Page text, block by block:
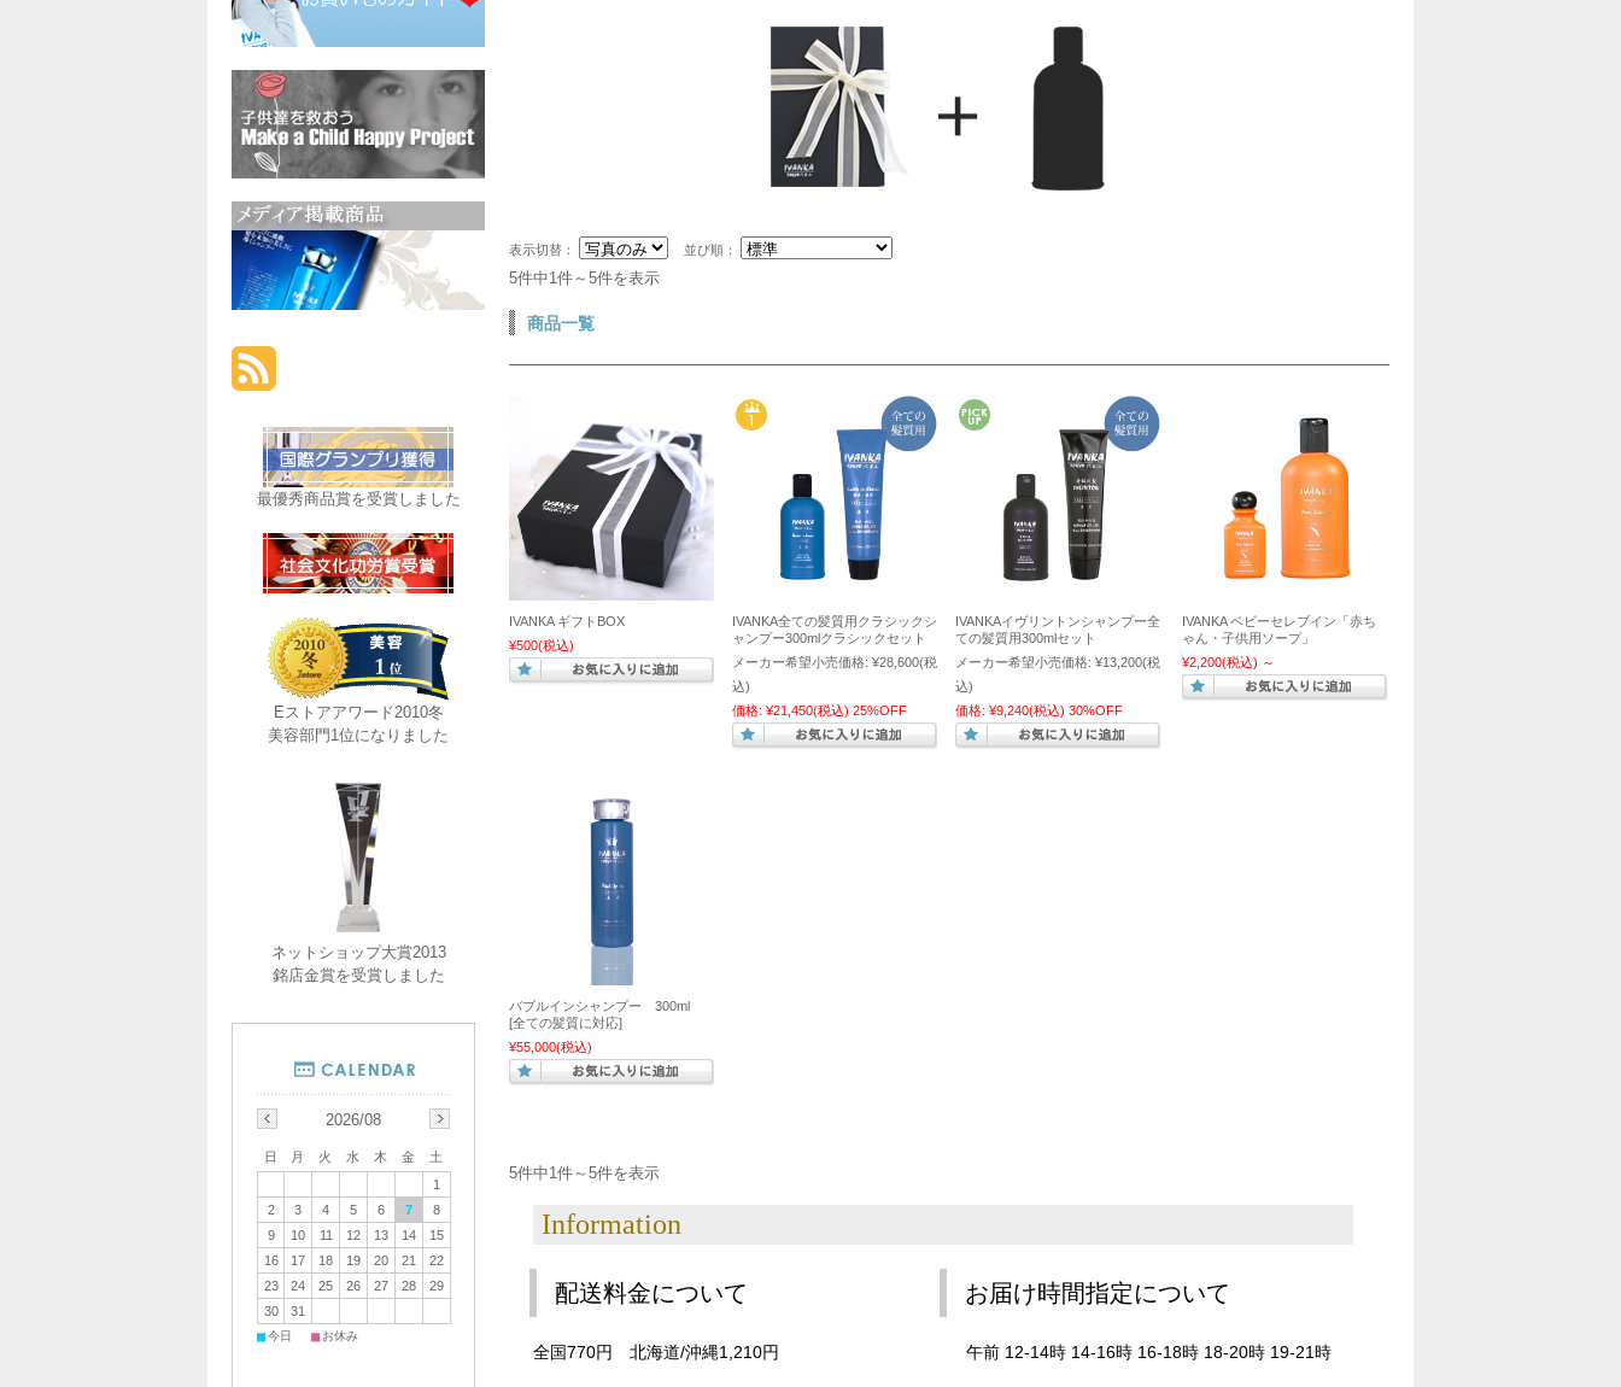
表示切替： 並び順：
5件中1件～5件を表示
商品一覧
IVANKA ギフトBOX
¥500(税込)
IVANKA全ての髪質用クラシックシ
ャンプー300mlクラシックセット
メーカー希望小売価格: ¥28,600(税
込)
価格: ¥21,450(税込) 25%OFF
IVANKAイヴリントンシャンプー全
ての髪質用300mlセット
メーカー希望小売価格: ¥13,200(税
込)
価格: ¥9,240(税込) 30%OFF
IVANKA ベビーセレブイン「赤ち
ゃん・子供用ソープ」
¥2,200(税込) ～
バブルインシャンプー 300ml
[全ての髪質に対応]
¥55,000(税込)
5件中1件～5件を表示
Information
配送料金について お届け時間指定について
全国770円 北海道/沖縄1,210円 午前 12-14時 14-16時 16-18時 18-20時 19-21時
最優秀商品賞を受賞しました
Eストアアワード2010冬
美容部門1位になりました
ネットショップ大賞2013
銘店金賞を受賞しました
2026/08
日 月 火 水 木 金
土
1
2
3 4 5 6 7
8
9
10 11 12 13 14
15
16
17 18 19 20 21
22
23
24 25 26 27 28
29
30
31
■今日 ■ お休み